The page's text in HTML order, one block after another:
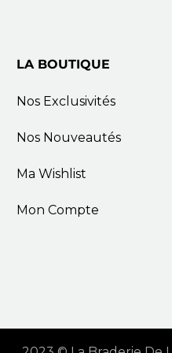
LA BOUTIQUE
Nos Exclusivités
Nos Nouveautés
Ma Wishlist
Mon Compte